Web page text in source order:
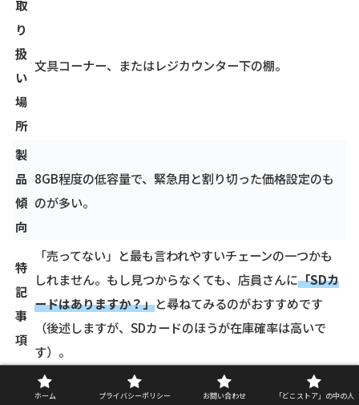
取
り
扱
い
場
所
文具コーナー、またはレジカウンター下の棚。
製
品
傾
向
8GB程度の低容量で、緊急用と割り切った価格設定のも
のが多い。
特
記
事
項
「売ってない」と最も言われやすいチェーンの一つかも
しれません。もし見つからなくても、店員さんに「SDカ
ードはありますか？」と尋ねてみるのがおすすめです
（後述しますが、SDカードのほうが在庫確率は高いで
す）。
ホーム プライバシーポリシー お問い合わせ 「どこストア」の中の人